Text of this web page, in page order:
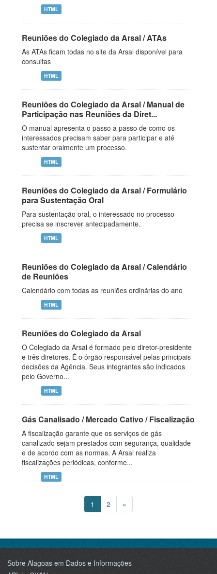
HTML
Reuniões do Colegiado da Arsal / ATAs
As ATAs ficam todas no site da Arsal disponível para
consultas
HTML
Reuniões do Colegiado da Arsal / Manual de
Participação nas Reuniões da Diret...
O manual apresenta o passo a passo de como os
interessados precisam saber para participar e até
sustentar oralmente um processo.
HTML
Reuniões do Colegiado da Arsal / Formulário
para Sustentação Oral
Para sustentação oral, o interessado no processo
precisa se inscrever antecipadamente.
HTML
Reuniões do Colegiado da Arsal / Calendário
de Reuniões
Calendário com todas as reuniões ordinárias do ano
HTML
Reuniões do Colegiado da Arsal
O Colegiado da Arsal é formado pelo diretor-presidente
e três diretores. É o órgão responsável pelas principais
decisões da Agência. Seus integrantes são indicados
pelo Governo...
HTML
Gás Canalisado / Mercado Cativo / Fiscalização
A fiscalização garante que os serviços de gás
canalizado sejam prestados com segurança, qualidade
e de acordo com as normas. A Arsal realiza
fiscalizações periódicas, conforme...
HTML
1 2 »
Sobre Alagoas em Dados e Informações